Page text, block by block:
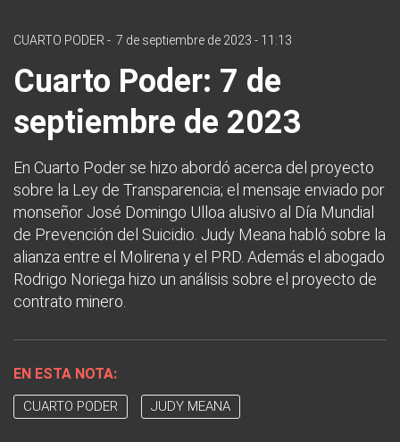
CUARTO PODER - 7 de septiembre de 2023 - 11:13
Cuarto Poder: 7 de
septiembre de 2023
En Cuarto Poder se hizo abordó acerca del proyecto
sobre la Ley de Transparencia; el mensaje enviado por
monseñor José Domingo Ulloa alusivo al Día Mundial
de Prevención del Suicidio. Judy Meana habló sobre la
alianza entre el Molirena y el PRD. Además el abogado
Rodrigo Noriega hizo un análisis sobre el proyecto de
contrato minero.
EN ESTA NOTA:
CUARTO PODER JUDY MEANA